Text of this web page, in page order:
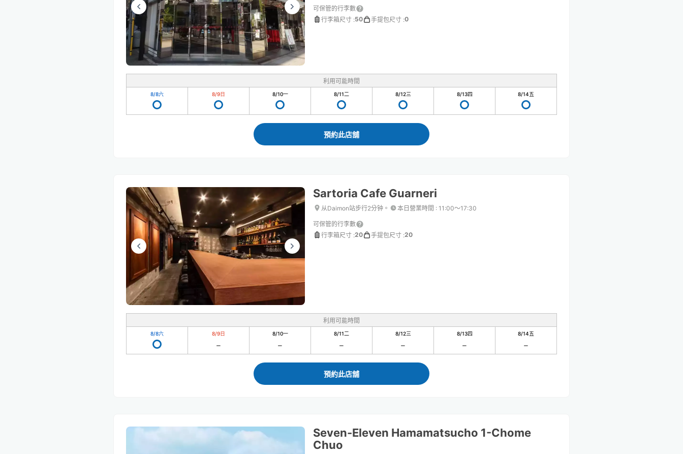
可保管的行李數
行李箱尺寸 :50 手提包尺寸 :0
利用可能時間
8/8六 8/9日 8/10一 8/11二 8/12三 8/13四 8/14五
預約此店舖
Sartoria Cafe Guarneri
从Daimon站步行2分钟。 本日營業時間 : 11:00〜17:30
可保管的行李數
行李箱尺寸 :20 手提包尺寸 :20
利用可能時間
8/8六 8/9日 8/10一 8/11二 8/12三 8/13四 8/14五
預約此店舖
Seven-Eleven Hamamatsucho 1-Chome
Chuo